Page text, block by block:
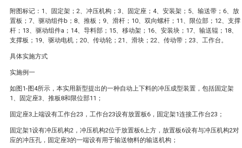
附图标记：1、固定架；2、冲压机构；3、固定座；4、安装架；5、输送带；6、放
置板；7、驱动组件b；8、推板；9、滑杆；10、双向螺杆；11、限位部；12、支撑
杆；13、驱动组件a；14、导料部；15、移动架；16、安装块；17、输送辊；18、
支撑板；19、驱动电机；20、传动轮；21、滑块；22、传动带；23、工作台。
具体实施方式
实施例一
如图1-图4所示，本实用新型提出的一种自动上下料的冲压成型装置，包括固定架
1、固定座3、推板8和限位部11；
固定座3上端设有工作台23，工作台23设有放置板6，固定架1连接工作台23；
固定架1设有冲压机构2，冲压机构2位于放置板6上方，放置板6设有与冲压机构2对
应的冲压孔，固定座3的一端设有用于输送物料的输送机构；